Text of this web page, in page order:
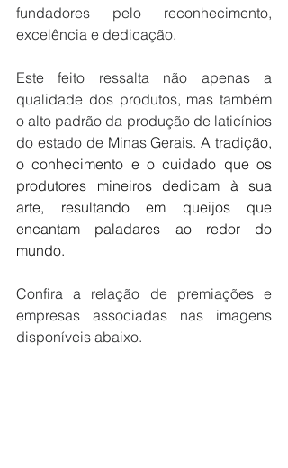
fundadores pelo reconhecimento,
excelência e dedicação.
Este feito ressalta não apenas a
qualidade dos produtos, mas também
o alto padrão da produção de laticínios
do estado de Minas Gerais. A tradição,
o conhecimento e o cuidado que os
produtores mineiros dedicam à sua
arte, resultando em queijos que
encantam paladares ao redor do
mundo.
Confira a relação de premiações e
empresas associadas nas imagens
disponíveis abaixo.